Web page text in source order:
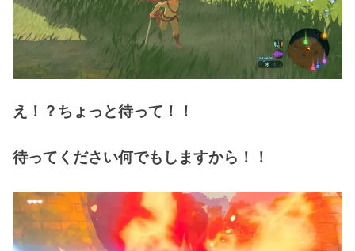
え！？ちょっと待って！！
待ってください何でもしますから！！